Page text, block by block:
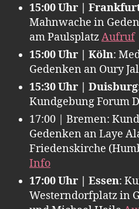
15:00 Uhr |
Mahnwache in
am PaulsplatzAufruf
15:00 Uhr | Köln:
Gedenken an Oury
15:30 Uhr | Duisburg
Kundgebung Forum
17:00 | Bremen:
Gedenken an Laye
Friedenskirche
Info
17:00 Uhr | Essen:
Westerndorfplatz in